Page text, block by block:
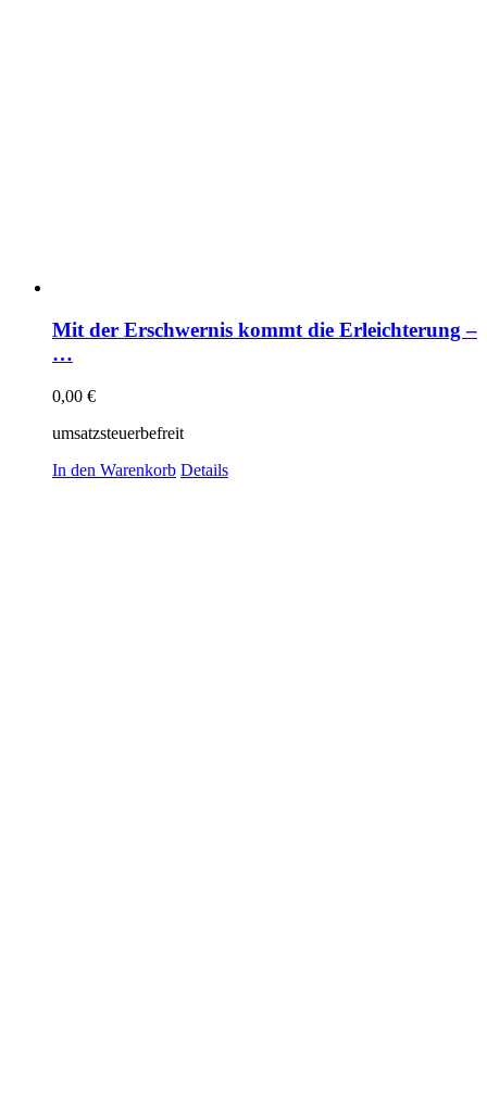
Mit der Erschwernis kommt die Erleichterung –
…
0,00 €
umsatzsteuerbefreit
In den Warenkorb Details